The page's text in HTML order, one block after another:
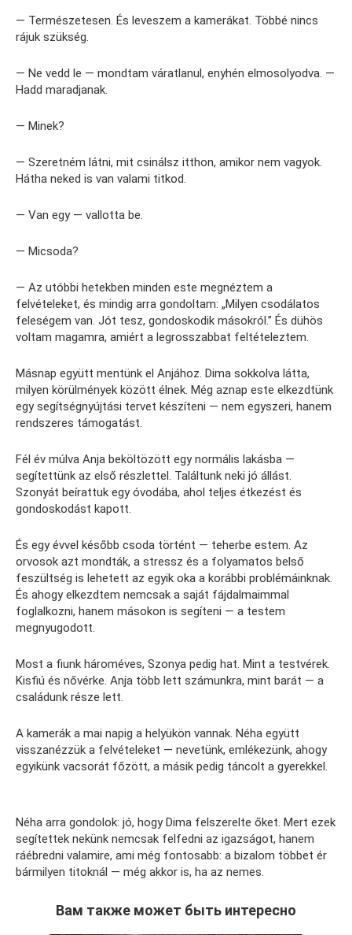
— Természetesen. És leveszem a kamerákat. Többé nincs
rájuk szükség.
— Ne vedd le — mondtam váratlanul, enyhén elmosolyodva. —
Hadd maradjanak.
— Minek?
— Szeretném látni, mit csinálsz itthon, amikor nem vagyok.
Hátha neked is van valami titkod.
— Van egy — vallotta be.
— Micsoda?
— Az utóbbi hetekben minden este megnéztem a
felvételeket, és mindig arra gondoltam: „Milyen csodálatos
feleségem van. Jót tesz, gondoskodik másokról.” És dühös
voltam magamra, amiért a legrosszabbat feltételeztem.
Másnap együtt mentünk el Anjához. Dima sokkolva látta,
milyen körülmények között élnek. Még aznap este elkezdtünk
egy segítségnyújtási tervet készíteni — nem egyszeri, hanem
rendszeres támogatást.
Fél év múlva Anja beköltözött egy normális lakásba —
segítettünk az első részlettel. Találtunk neki jó állást.
Szonyát beírattuk egy óvodába, ahol teljes étkezést és
gondoskodást kapott.
És egy évvel később csoda történt — teherbe estem. Az
orvosok azt mondták, a stressz és a folyamatos belső
feszültség is lehetett az egyik oka a korábbi problémáinknak.
És ahogy elkezdtem nemcsak a saját fájdalmaimmal
foglalkozni, hanem másokon is segíteni — a testem
megnyugodott.
Most a fiunk hároméves, Szonya pedig hat. Mint a testvérek.
Kisfiú és nővérke. Anja több lett számunkra, mint barát — a
családunk része lett.
A kamerák a mai napig a helyükön vannak. Néha együtt
visszanézzük a felvételeket — nevetünk, emlékezünk, ahogy
egyikünk vacsorát főzött, a másik pedig táncolt a gyerekkel.
Néha arra gondolok: jó, hogy Dima felszerelte őket. Mert ezek
segítettek nekünk nemcsak felfedni az igazságot, hanem
ráébredni valamire, ami még fontosabb: a bizalom többet ér
bármilyen titoknál — még akkor is, ha az nemes.
Вам также может быть интересно